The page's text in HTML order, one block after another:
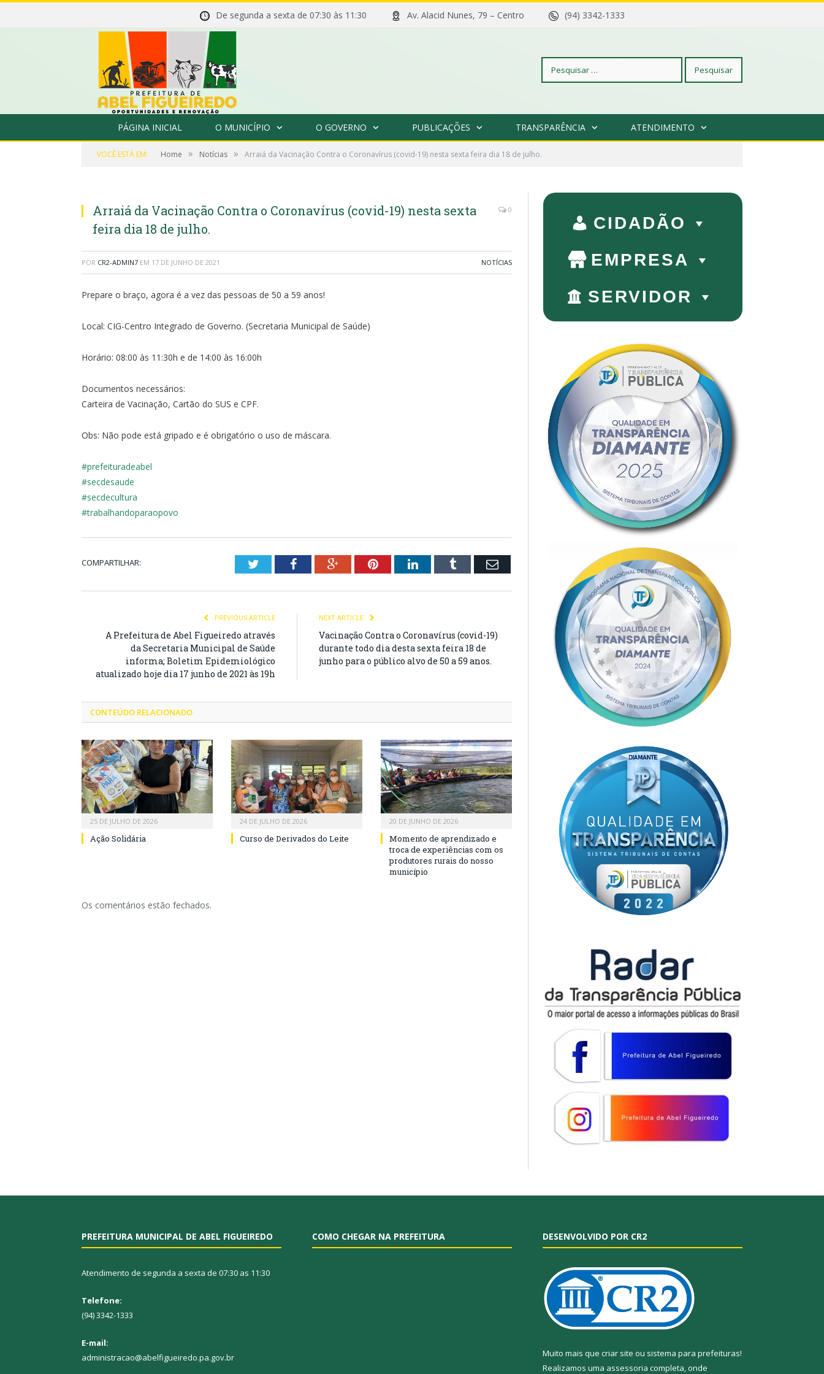
De segunda a sexta de 07:30 às 11:30 Av. Alacid Nunes, 79 – Centro (94) 3342-1333
Pesquisar
PÁGINA INICIAL O MUNICÍPIO O GOVERNO PUBLICAÇÕES TRANSPARÊNCIA ATENDIMENTO
VOCÊ ESTÁ EM: Home » Notícias » Arraiá da Vacinação Contra o Coronavírus (covid-19) nesta sexta feira dia 18 de julho.
Arraiá da Vacinação Contra o Coronavírus (covid-19) nesta sexta
feira dia 18 de julho.
0
POR CR2-ADMIN7 EM 17 DE JUNHO DE 2021 NOTÍCIAS
Prepare o braço, agora é a vez das pessoas de 50 a 59 anos!
Local: CIG-Centro Integrado de Governo. (Secretaria Municipal de Saúde)
Horário: 08:00 às 11:30h e de 14:00 às 16:00h
Documentos necessários:
Carteira de Vacinação, Cartão do SUS e CPF.
Obs: Não pode está gripado e é obrigatório o uso de máscara.
#prefeituradeabel
#secdesaude
#secdecultura
#trabalhandoparaopovo
COMPARTILHAR: TwitterFacebookGoogle+PinterestLinkedInTumblr Email
PREVIOUS ARTICLE
A Prefeitura de Abel Figueiredo através
da Secretaria Municipal de Saúde
informa; Boletim Epidemiológico
atualizado hoje dia 17 junho de 2021 às 19h
NEXT ARTICLE
Vacinação Contra o Coronavírus (covid-19)
durante todo dia desta sexta feira 18 de
junho para o público alvo de 50 a 59 anos.
CONTEÚDO RELACIONADO
25 DE JULHO DE 2026
Ação Solidária
24 DE JULHO DE 2026
Curso de Derivados do Leite
20 DE JUNHO DE 2026
Momento de aprendizado e
troca de experiências com os
produtores rurais do nosso
município
Os comentários estão fechados.
CIDADÃO
EMPRESA
SERVIDOR
PREFEITURA MUNICIPAL DE ABEL FIGUEIREDO
Atendimento de segunda a sexta de 07:30 as 11:30
Telefone:
(94) 3342-1333
E-mail:
administracao@abelfigueiredo.pa.gov.br
COMO CHEGAR NA PREFEITURA DESENVOLVIDO POR CR2
Muito mais que criar site ou sistema para prefeituras!
Realizamos uma assessoria completa, onde